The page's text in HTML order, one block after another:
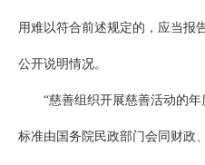
用难以符合前述规定的，应当报
公开说明情况。
“慈善组织开展慈善活动的
标准由国务院民政部门会同财政